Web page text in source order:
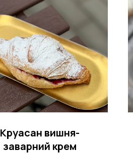
Круасан вишня-
заварний крем